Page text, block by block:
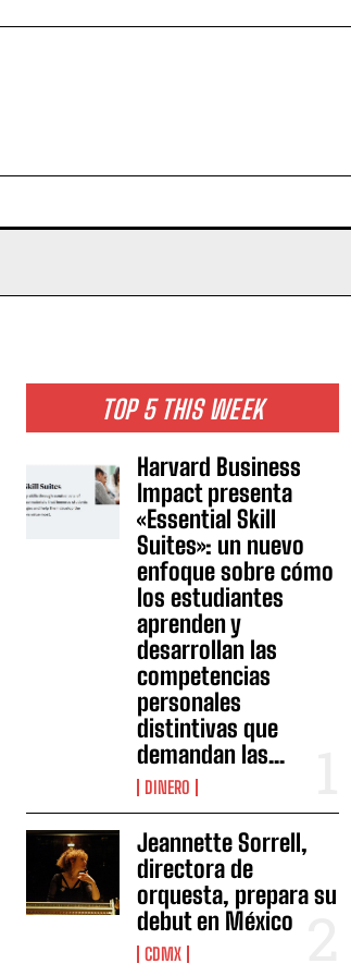
TOP 5 THIS WEEK
Harvard Business
Impact presenta
«Essential Skill
Suites»: un nuevo
enfoque sobre cómo
los estudiantes
aprenden y
desarrollan las
competencias
personales
distintivas que
demandan las...
DINERO
Jeannette Sorrell,
directora de
orquesta, prepara su
debut en México
CDMX